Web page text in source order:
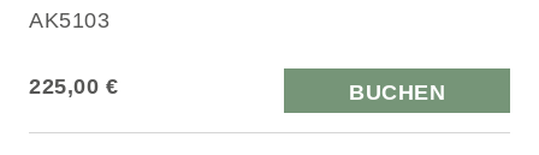
AK5103
225,00 € BUCHEN